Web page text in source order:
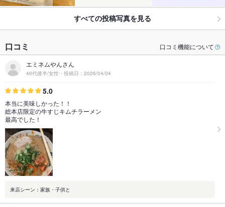
すべての投稿写真を見る
口コミ 口コミ機能について
エミネムやんさん
40代後半/女性・投稿日：2026/04/04
5.0
本当に美味しかった！！
総本店限定の牛すじキムチラーメン
最高でした！
来店シーン：家族・子供と